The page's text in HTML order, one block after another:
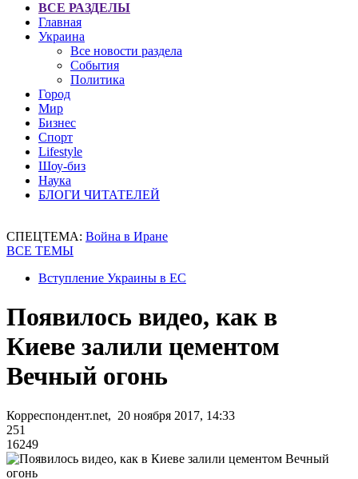
ВСЕ РАЗДЕЛЫ
Главная
Украина
Все новости раздела
События
Политика
Город
Мир
Бизнес
Спорт
Lifestyle
Шоу-биз
Наука
БЛОГИ ЧИТАТЕЛЕЙ
СПЕЦТЕМА: Война в Иране
ВСЕ ТЕМЫ
Вступление Украины в ЕС
Появилось видео, как в
Киеве залили цементом
Вечный огонь
Корреспондент.net, 20 ноября 2017, 14:33
251
16249